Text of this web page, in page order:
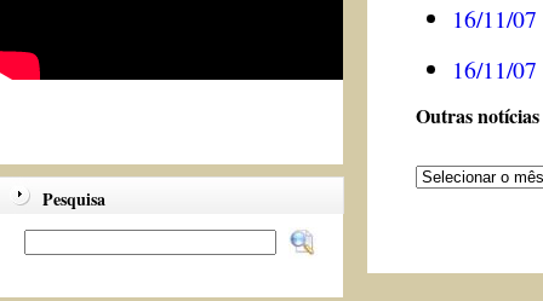
Pesquisa
16/11/
16/11/
Outras notícias